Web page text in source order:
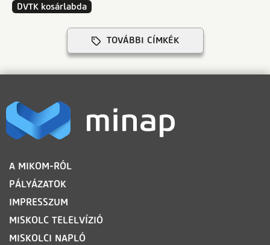
DVTK kosárlabda
TOVÁBBI CÍMKÉK
LÁBLÉC
A MIKOM-RÓL
PÁLYÁZATOK
IMPRESSZUM
MISKOLC TELELVÍZIÓ
MISKOLCI NAPLÓ